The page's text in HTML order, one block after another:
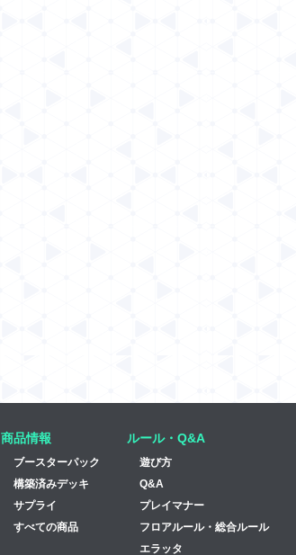
商品情報
ブースターパック
構築済みデッキ
サプライ
すべての商品
ルール・Q&A
遊び方
Q&A
プレイマナー
フロアルール・総合ルール
エラッタ